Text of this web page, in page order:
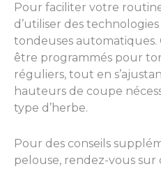
Pour faciliter votre
d’utiliser des
tondeuses automatiques.
être programmés pour
réguliers, tout en
hauteurs de coupe
type d’herbe.
Pour des conseils
pelouse, rendez-vous sur